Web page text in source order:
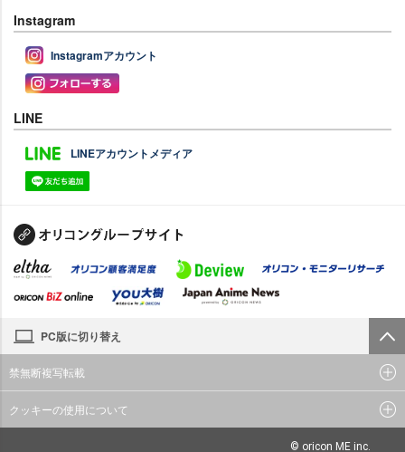
Instagram
Instagramアカウント
LINE
LINEアカウントメディア
PC版に切り替え
禁無断複写転載
クッキーの使用について
© oricon ME inc.